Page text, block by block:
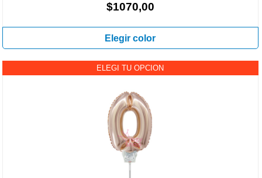
$1070,00
Elegir color
ELEGI TU OPCION